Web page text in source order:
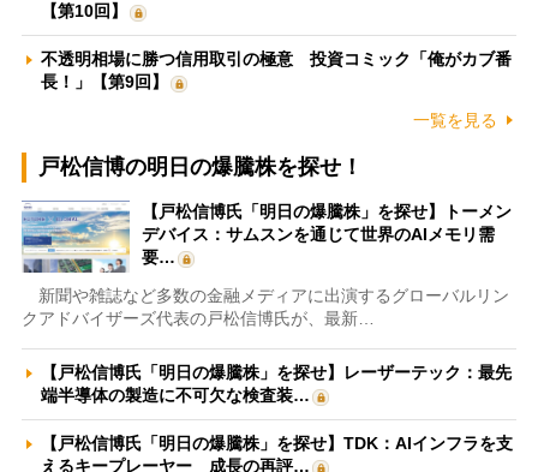
【第10回】
不透明相場に勝つ信用取引の極意 投資コミック「俺がカブ番
長！」【第9回】
一覧を見る
戸松信博の明日の爆騰株を探せ！
【戸松信博氏「明日の爆騰株」を探せ】トーメン
デバイス：サムスンを通じて世界のAIメモリ需
要…
新聞や雑誌など多数の金融メディアに出演するグローバルリン
クアドバイザーズ代表の戸松信博氏が、最新…
【戸松信博氏「明日の爆騰株」を探せ】レーザーテック：最先
端半導体の製造に不可欠な検査装…
【戸松信博氏「明日の爆騰株」を探せ】TDK：AIインフラを支
えるキープレーヤー 成長の再評…